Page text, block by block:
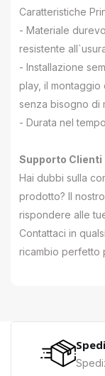
Caratteristiche
- Materiale
resistente
- Installazione
play, il
senza bisogno di
- Durata nel
Supporto Clienti
Hai dubbi sulla
prodotto? Il
rispondere alle
Contattaci in
ricambio perfetto